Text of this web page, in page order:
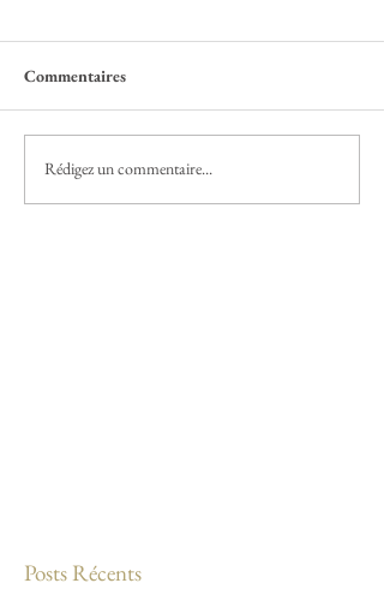
Commentaires
Rédigez un commentaire...
Posts Récents